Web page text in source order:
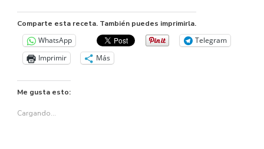
Comparte esta receta. También puedes imprimirla.
WhatsApp
Telegram
Imprimir
Más
Me gusta esto:
Cargando...